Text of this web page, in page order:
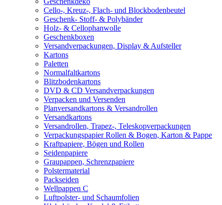
Cello-, Kreuz-, Flach- und Blockbodenbeutel
Geschenk- Stoff- & Polybänder
Holz- & Cellophanwolle
Geschenkboxen
Versandverpackungen, Display & Aufsteller
Kartons
Paletten
Normalfaltkartons
Blitzbodenkartons
DVD & CD Versandverpackungen
Verpacken und Versenden
Planversandkartons & Versandrollen
Versandkartons
Versandrollen, Trapez-, Teleskopverpackungen
Verpackungspapier Rollen & Bogen, Karton & Pappe
Kraftpapiere, Bögen und Rollen
Seidenpapiere
Graupappen, Schrenzpapiere
Polstermaterial
Packseiden
Wellpappen C
Luftpolster- und Schaumfolien